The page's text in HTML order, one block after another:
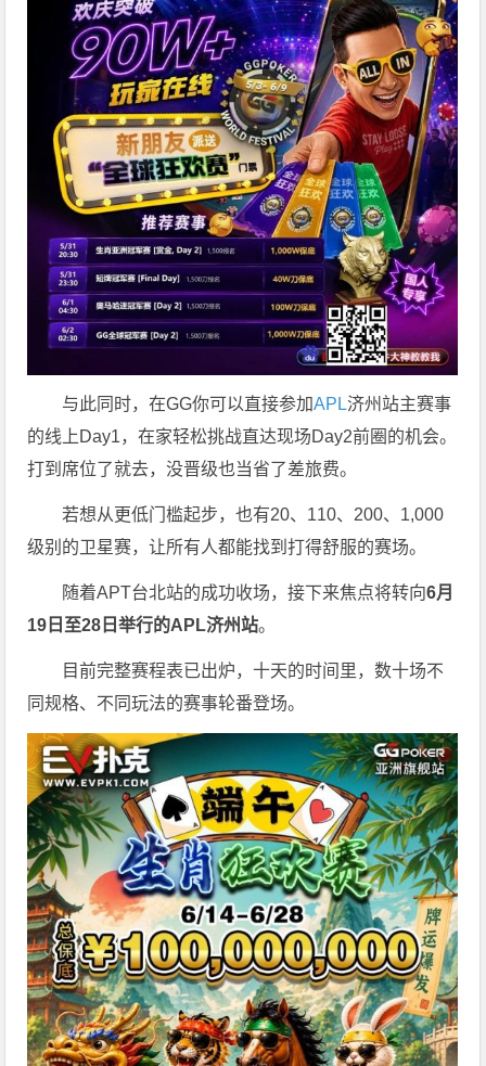
与此同时，在GG你可以直接参加APL济州站主赛事
的线上Day1，在家轻松挑战直达现场Day2前圈的机会。
打到席位了就去，没晋级也当省了差旅费。
若想从更低门槛起步，也有20、110、200、1,000
级别的卫星赛，让所有人都能找到打得舒服的赛场。
随着APT台北站的成功收场，接下来焦点将转向6月
19 日至28 日举行的APL济州站。
目前完整赛程表已出炉，十天的时间里，数十场不
同规格、不同玩法的赛事轮番登场。